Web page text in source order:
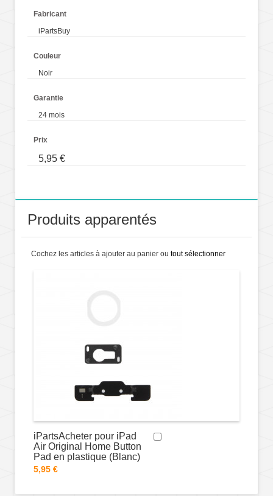
Fabricant
iPartsBuy
Couleur
Noir
Garantie
24 mois
Prix
5,95 €
Produits apparentés
Cochez les articles à ajouter au panier ou tout sélectionner
iPartsAcheter pour iPad
Air Original Home Button
Pad en plastique (Blanc)
5,95 €